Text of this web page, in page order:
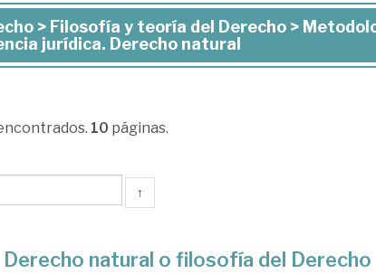
> Filosofía y teoría del Derecho >
jurídica. Derecho natural
10 páginas.
↑
Derecho natural o filosofía del Derecho